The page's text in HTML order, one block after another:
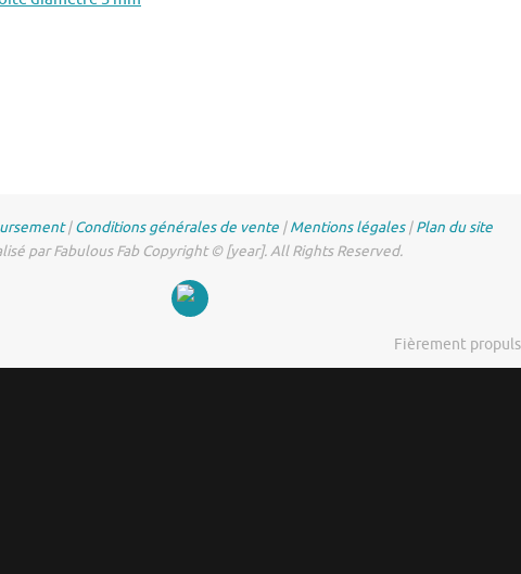
|Conditions générales de vente|Mentions légales|Plan du site
par Fabulous Fab Copyright © [year]. All Rights Reserved.
Fièrement